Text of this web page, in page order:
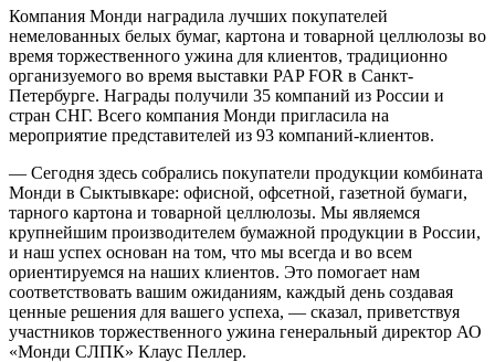
Компания Монди наградила лучших покупателей
немелованных белых бумаг, картона и товарной целлюлозы во
время торжественного ужина для клиентов, традиционно
организуемого во время выставки PAP FOR в Санкт-
Петербурге. Награды получили 35 компаний из России и
стран СНГ. Всего компания Монди пригласила на
мероприятие представителей из 93 компаний-клиентов.
— Сегодня здесь собрались покупатели продукции комбината
Монди в Сыктывкаре: офисной, офсетной, газетной бумаги,
тарного картона и товарной целлюлозы. Мы являемся
крупнейшим производителем бумажной продукции в России,
и наш успех основан на том, что мы всегда и во всем
ориентируемся на наших клиентов. Это помогает нам
соответствовать вашим ожиданиям, каждый день создавая
ценные решения для вашего успеха, — сказал, приветствуя
участников торжественного ужина генеральный директор АО
«Монди СЛПК» Клаус Пеллер.